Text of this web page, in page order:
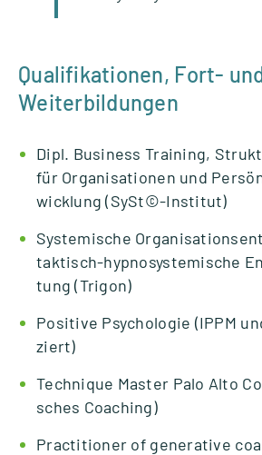
Qualifikationen, Fort-
Weiterbildungen
Dipl. Busi­ness Trai­ning,
für Orga­ni­sa­tio­nen und
wick­lung (SySt©️-Institut)
Sys­te­mi­sche
tak­­tisch-hyp­­no­­sys­­te­­mi­­sche
tung (Tri­gon)
Posi­tive Psy­cho­lo­gie (IPPM
ziert)
Tech­ni­que Mas­ter Palo Alto
sches Coa­ching)
Prac­ti­tio­ner of gene­ra­tive